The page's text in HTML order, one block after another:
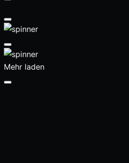
Mehr laden